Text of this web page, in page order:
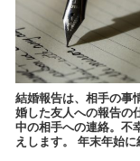
結婚報告は、相手の事
婚した友人への報告の
中の相手への連絡。不
えします。 年末年始に